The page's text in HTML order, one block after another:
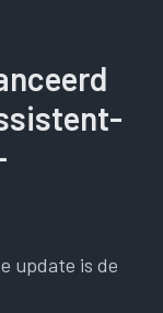
update is de